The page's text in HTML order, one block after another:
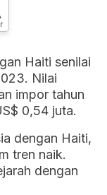
Haiti senilai
Nilai
impor tahun
0,54 juta.
dengan Haiti,
tren naik.
dengan